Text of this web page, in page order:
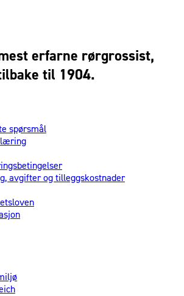
erfarne rørgrossist,
til 1904.
spørsmål
avgifter og tilleggskostnader